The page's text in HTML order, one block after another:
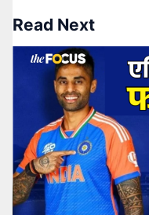
Read Next